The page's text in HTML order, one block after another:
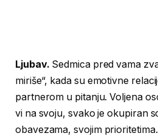
Ljubav. Sedmica pred vama
miriše“, kada su emotivne
partnerom u pitanju. Voljena
vi na svoju, svako je okupiran
obavezama, svojim prioritetima.